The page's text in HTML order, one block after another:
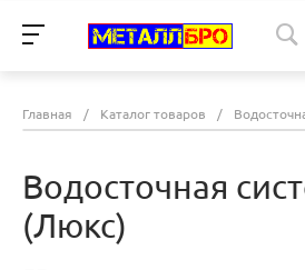
Главная / Каталог товаров /
Водосточная
(Люкс)